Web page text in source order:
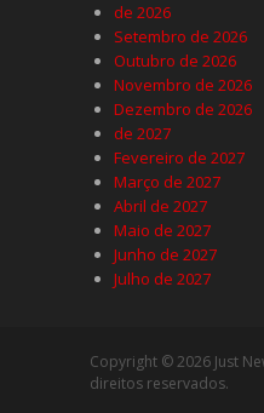
de 2026
Setembro de 2026
Outubro de 2026
Novembro de 2026
Dezembro de 2026
de 2027
Fevereiro de 2027
Março de 2027
Abril de 2027
Maio de 2027
Junho de 2027
Julho de 2027
Copyright © 2026 Just
direitos reservados.